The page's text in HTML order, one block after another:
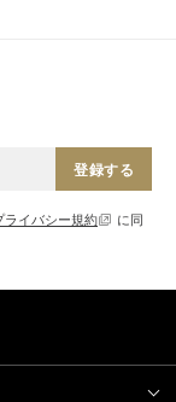
登録する
ライバシー規約
に同